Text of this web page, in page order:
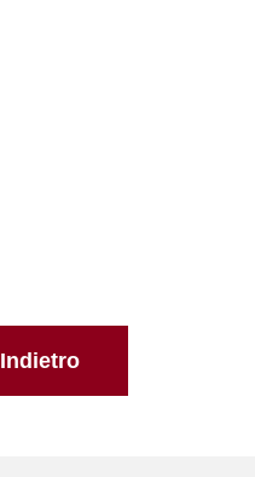
Indietro